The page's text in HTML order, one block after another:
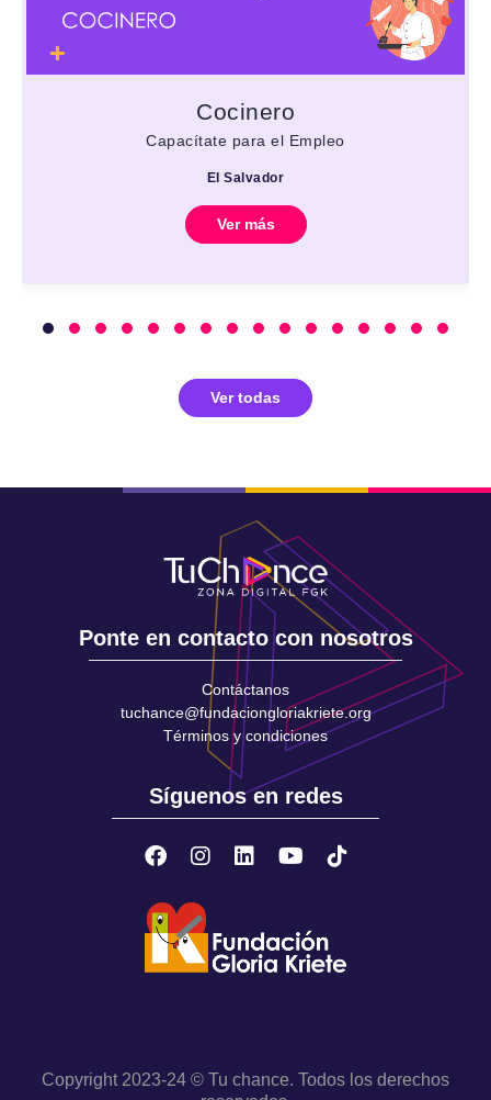
Cocinero
Capacítate para el Empleo
El Salvador
Ver más
Ver todas
Ponte en contacto con nosotros
Contáctanos
tuchance@fundaciongloriakriete.org
Términos y condiciones
Síguenos en redes
Copyright 2023-24 © Tu chance. Todos los derechos